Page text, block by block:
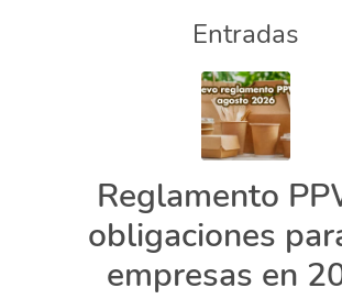
Entradas
Reglamento
obligaciones
empresas en